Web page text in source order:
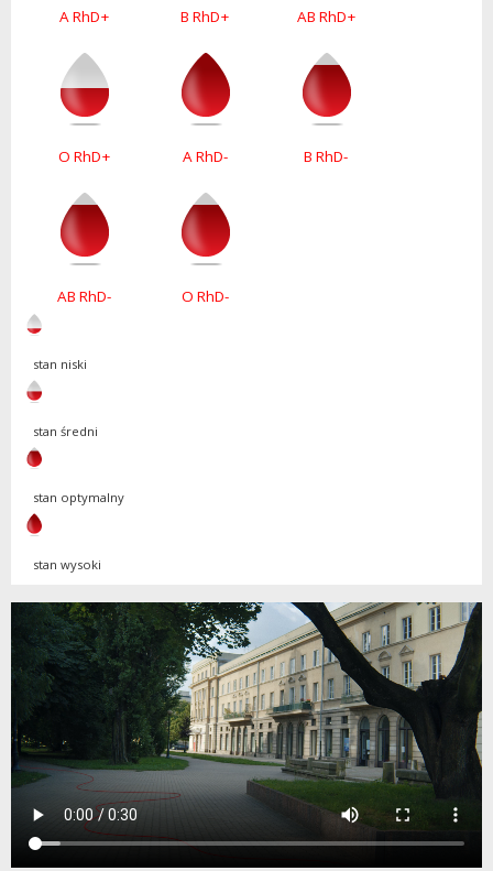
A RhD+ B RhD+ AB RhD+
O RhD+ A RhD- B RhD-
AB RhD- O RhD-
stan niski
stan średni
stan optymalny
stan wysoki